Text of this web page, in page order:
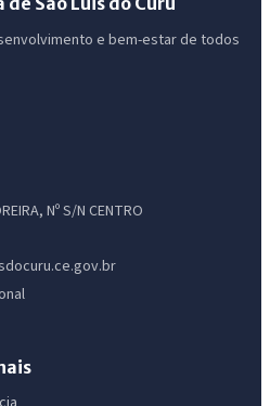
e bem-estar de todos
Nº S/N CENTRO
do município.
serviços